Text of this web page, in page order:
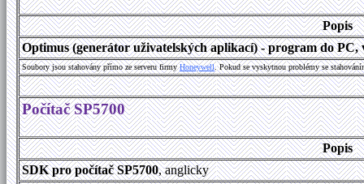
Popis
Optimus (generátor uživatelských aplikací) - program do PC,
Soubory jsou stahovány přímo ze serveru firmyHoneywell. Pokud se vyskytnou problémy se
Počítač SP5700
Popis
SDK pro počítač SP5700, anglicky